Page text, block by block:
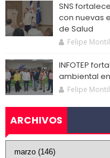
SNS
con nuevas
de Salud
Felipe
INFOTEP
ambiental
Felipe
ARCHIVOS